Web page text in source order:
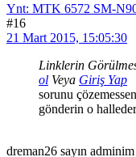
Ynt: MTK 6572 SM-
#16
21 Mart 2015, 15:05:30
Linklerin
ol Veya Giriş Yap
sorunu
gönderin o
dreman26 sayın adminim